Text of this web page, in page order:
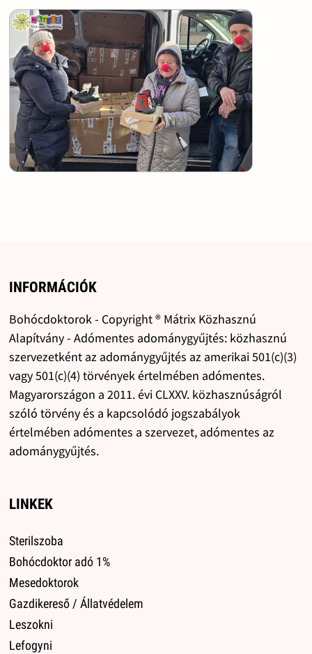
INFORMÁCIÓK
Bohócdoktorok - Copyright ® Mátrix Közhasznú
Alapítvány - Adómentes adománygyűjtés: közhasznú
szervezetként az adománygyűjtés az amerikai 501(c)(3)
vagy 501(c)(4) törvények értelmében adómentes.
Magyarországon a 2011. évi CLXXV. közhasznúságról
szóló törvény és a kapcsolódó jogszabályok
értelmében adómentes a szervezet, adómentes az
adománygyűjtés.
LINKEK
Sterilszoba
Bohócdoktor adó 1%
Mesedoktorok
Gazdikereső / Állatvédelem
Leszokni
Lefogyni